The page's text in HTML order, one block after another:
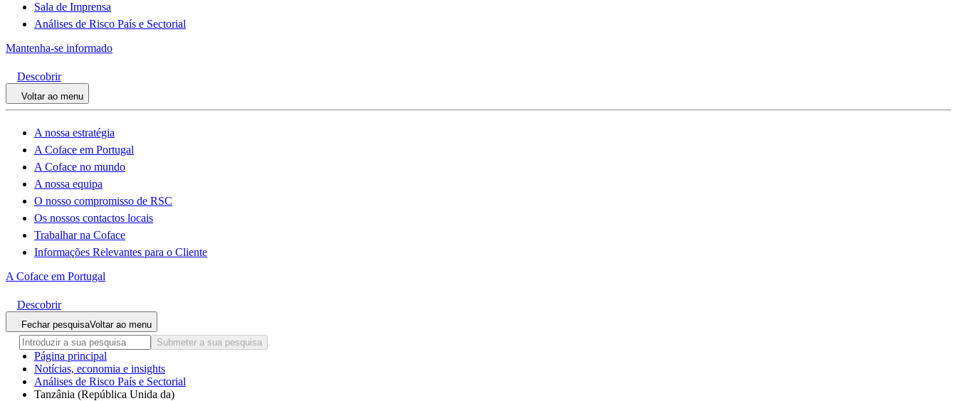
Sala de Imprensa
Análises de Risco País e Sectorial
Mantenha-se informado
Descobrir
Voltar ao menu
A nossa estratégia
A Coface em Portugal
A Coface no mundo
A nossa equipa
O nosso compromisso de RSC
Os nossos contactos locais
Trabalhar na Coface
Informações Relevantes para o Cliente
A Coface em Portugal
Descobrir
Fechar pesquisaVoltar ao menu
Submeter a sua pesquisa
Página principal
Notícias, economia e insights
Análises de Risco País e Sectorial
Tanzânia (República Unida da)